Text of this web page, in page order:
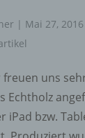
| Mai 27, 2016
freuen uns
Echtholz
iPad bzw.